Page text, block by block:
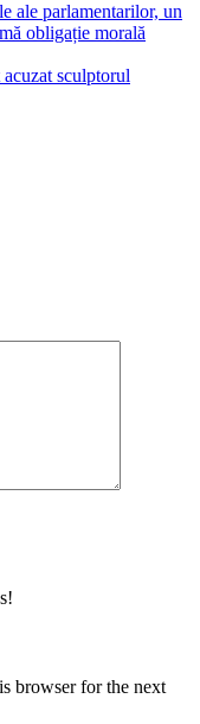
ale parlamentarilor, un
obligație morală
sculptorul
browser for the next